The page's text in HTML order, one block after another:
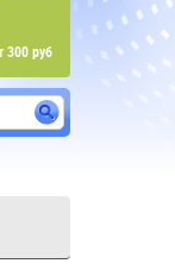
300 руб